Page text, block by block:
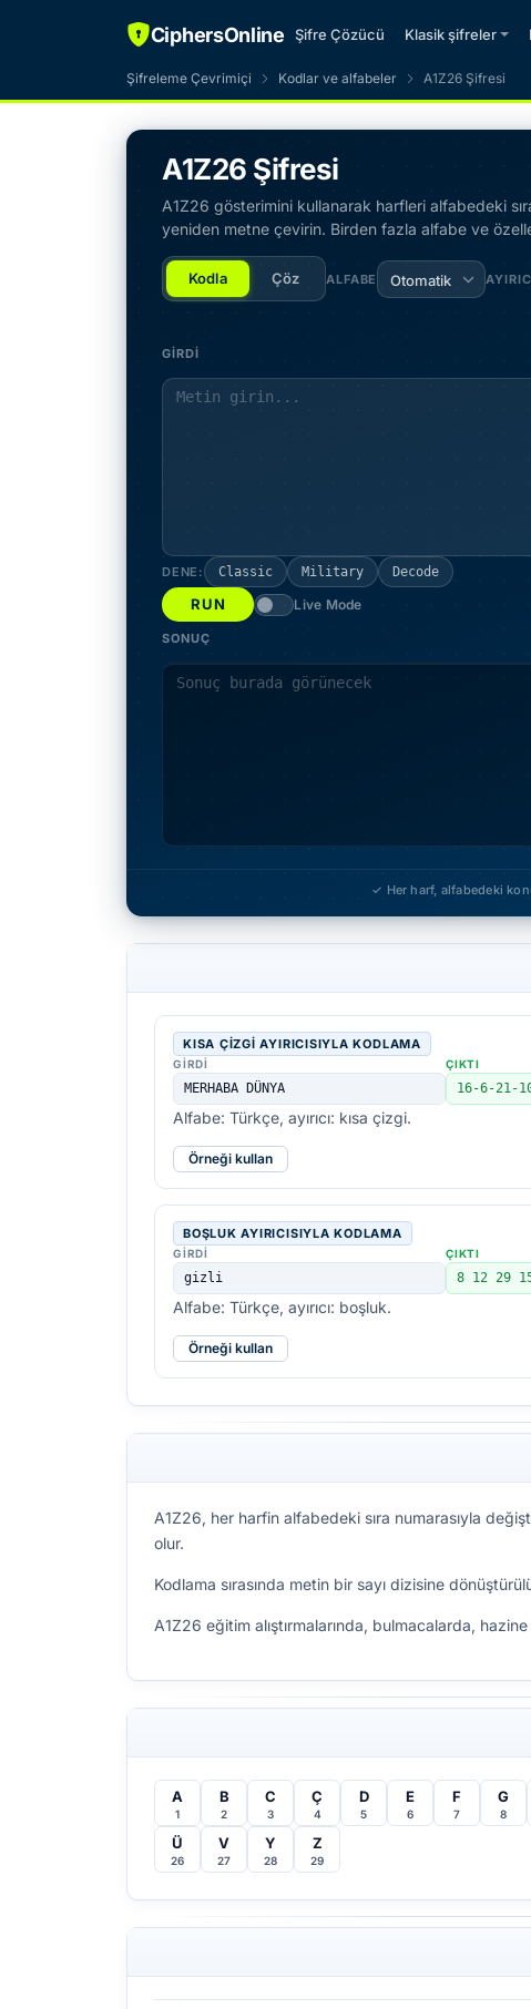
CiphersOnline Şifre Çözücü Klasik şifreler
Şifreleme Çevrimiçi Kodlar ve alfabeler A1Z26 Şifresi
A1Z26 Şifresi
A1Z26 gösterimini kullanarak harfleri alfabedeki
yeniden metne çevirin. Birden fazla alfabe ve
Kodla Çöz ALFABE Otomatik
GIRDI
DENE: Classic Military Decode
RUN Live Mode
SONUÇ
✓ Her harf, alfabedeki
KISA ÇIZGI AYIRICISIYLA KODLAMA
GIRDI
MERHABA DÜNYA
ÇIKTI
16-6-21-
Alfabe: Türkçe, ayırıcı: kısa çizgi.
Örneği kullan
BOŞLUK AYIRICISIYLA KODLAMA
GIRDI
gizli
ÇIKTI
8 12 29
Alfabe: Türkçe, ayırıcı: boşluk.
Örneği kullan
A1Z26, her harfin alfabedeki sıra numarasıyla
olur.
Kodlama sırasında metin bir sayı dizisine
A1Z26 eğitim alıştırmalarında, bulmacalarda,
A
1
B
2
C
3
Ç
4
D
5
E
6
F
7
G
8
Ü
26
V
27
Y
28
Z
29